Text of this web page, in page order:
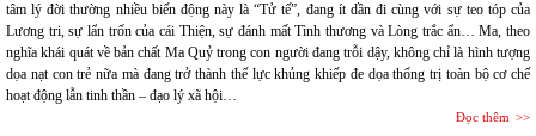
tâm lý đời thường nhiều biến động này là “Tử tế”, đang ít dần đi cùng với sự teo tóp của
Lương tri, sự lẩn trốn của cái Thiện, sự đánh mất Tình thương và Lòng trắc ẩn… Ma, theo
nghĩa khái quát về bản chất Ma Quỷ trong con người đang trỗi dậy, không chỉ là hình tượng
dọa nạt con trẻ nữa mà đang trở thành thế lực khủng khiếp đe dọa thống trị toàn bộ cơ chế
hoạt động lẫn tinh thần – đạo lý xã hội…
Đọc thêm